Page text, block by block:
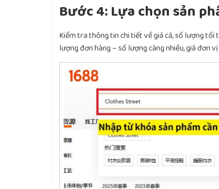
Bước 4: Lựa chọn sản
Kiểm tra thông tin chi tiết về giá cả, số lượng tối
lượng đơn hàng – số lượng càng nhiều, giá đơn